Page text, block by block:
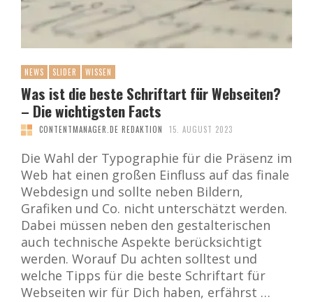
NEWS SLIDER WISSEN
Was ist die beste Schriftart für Webseiten?
– Die wichtigsten Facts
CONTENTMANAGER.DE REDAKTION 15. AUGUST 2023
Die Wahl der Typographie für die Präsenz im
Web hat einen großen Einfluss auf das finale
Webdesign und sollte neben Bildern,
Grafiken und Co. nicht unterschätzt werden.
Dabei müssen neben den gestalterischen
auch technische Aspekte berücksichtigt
werden. Worauf Du achten solltest und
welche Tipps für die beste Schriftart für
Webseiten wir für Dich haben, erfährst …